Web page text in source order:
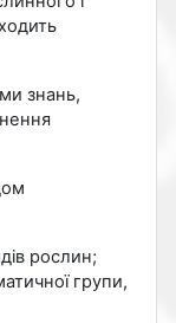
знань,
рослин;
групи,